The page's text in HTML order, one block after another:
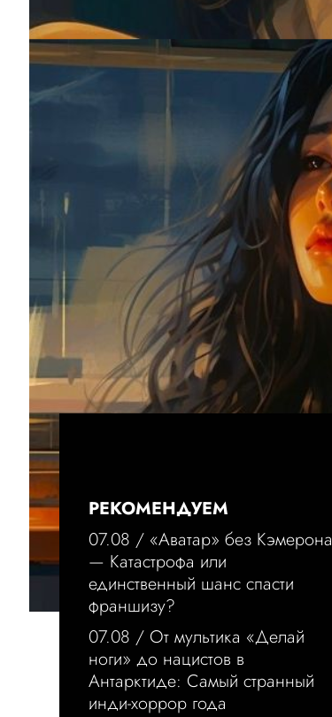
РЕКОМЕНДУЕМ
07.08 / «Аватар» без Кэмерона
— Катастрофа или
единственный шанс спасти
франшизу?
07.08 / От мультика «Делай
ноги» до нацистов в
Антарктиде: Самый странный
инди-хоррор года